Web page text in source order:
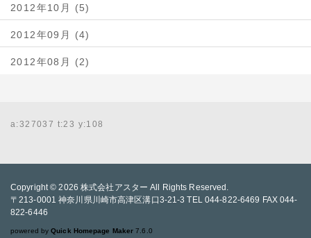
2012年10月 (5)
2012年09月 (4)
2012年08月 (2)
a:327037 t:23 y:108
Copyright © 2026株式会社アスター All Rights Reserved.
〒213-0001 神奈川県川崎市高津区溝口3-21-3 TEL 044-822-6469 FAX 044-
822-6446
powered byQuick Homepage Maker 7.6.0